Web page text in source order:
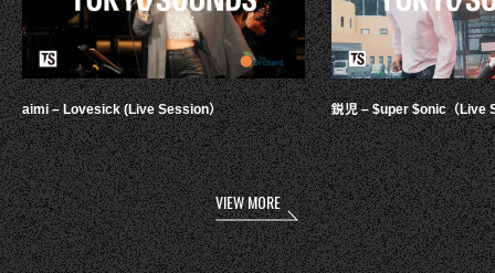
aimi – Lovesick (Live Session） 鋭児 – $uper $onic（Live
VIEW MORE